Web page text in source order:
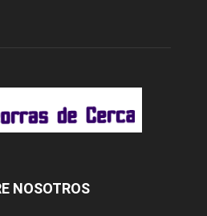
NOSOTROS